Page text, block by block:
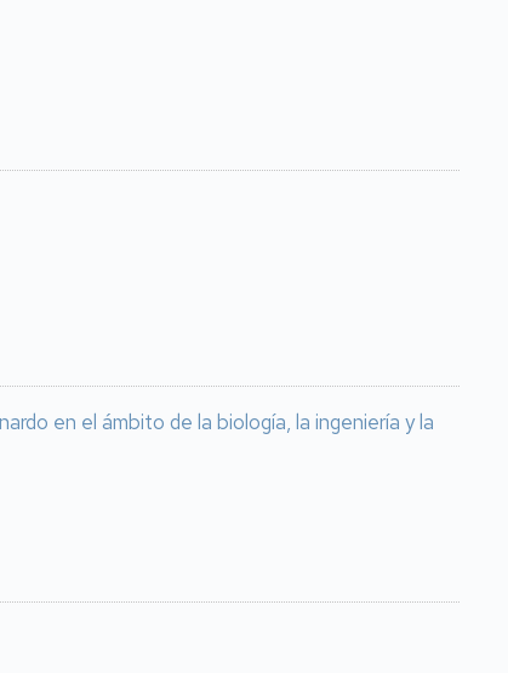
en el ámbito de la biología, la ingeniería y la